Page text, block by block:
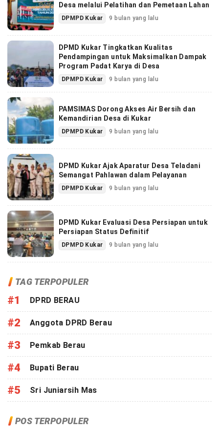
Desa melalui Pelatihan dan Pemetaan Lahan
DPMPD Kukar 9 bulan yang lalu
DPMD Kukar Tingkatkan Kualitas
Pendampingan untuk Maksimalkan Dampak
Program Padat Karya di Desa
DPMPD Kukar 9 bulan yang lalu
PAMSIMAS Dorong Akses Air Bersih dan
Kemandirian Desa di Kukar
DPMPD Kukar 9 bulan yang lalu
DPMD Kukar Ajak Aparatur Desa Teladani
Semangat Pahlawan dalam Pelayanan
DPMPD Kukar 9 bulan yang lalu
DPMD Kukar Evaluasi Desa Persiapan untuk
Persiapan Status Definitif
DPMPD Kukar 9 bulan yang lalu
TAG TERPOPULER
#1 DPRD BERAU
#2 Anggota DPRD Berau
#3 Pemkab Berau
#4 Bupati Berau
#5 Sri Juniarsih Mas
POS TERPOPULER